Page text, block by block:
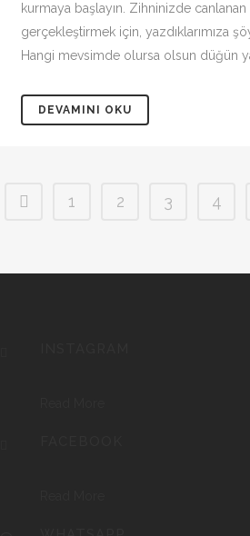
kurmaya başlayın. Zihninizde canlanan
gerçekleştirmek için, yazdıklarımıza
Hangi mevsimde olursa olsun düğün
DEVAMINI OKU
1 2 3 4